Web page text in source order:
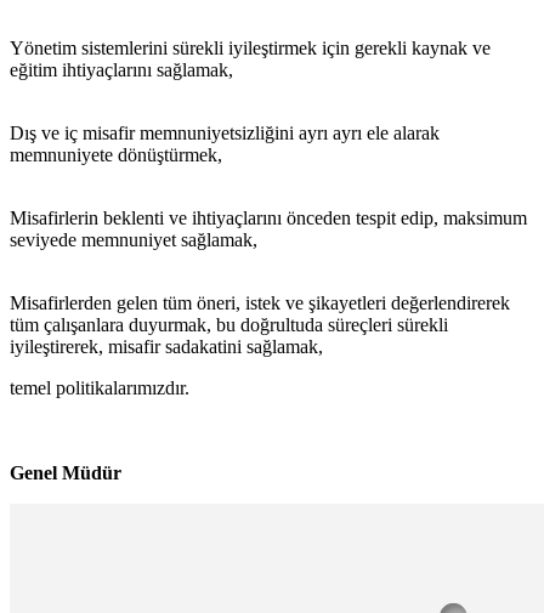
Yönetim sistemlerini sürekli iyileştirmek için gerekli kaynak ve
eğitim ihtiyaçlarını sağlamak,
Dış ve iç misafir memnuniyetsizliğini ayrı ayrı ele alarak
memnuniyete dönüştürmek,
Misafirlerin beklenti ve ihtiyaçlarını önceden tespit edip, maksimum
seviyede memnuniyet sağlamak,
Misafirlerden gelen tüm öneri, istek ve şikayetleri değerlendirerek
tüm çalışanlara duyurmak, bu doğrultuda süreçleri sürekli
iyileştirerek, misafir sadakatini sağlamak,
temel politikalarımızdır.
Genel Müdür